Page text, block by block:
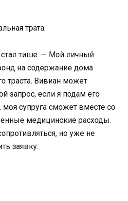
трата.
тише. — Мой личный
на содержание дома
траста. Вивиан может
запрос, если я подам его
моя супруга сможет вместе со
медицинские расходы.
но уже не
заявку.